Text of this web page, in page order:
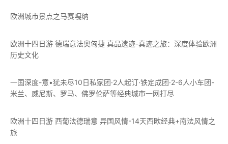
欧洲城市景点之马赛嘎纳
欧洲十四日游 德瑞意法奥匈捷 真品遗迹-真迹之旅：深度体验欧洲
历史文化
一国深度-意•犹未尽10日私家团·2人起订·铁定成团·2-6人小车团-
米兰、威尼斯、罗马、佛罗伦萨等经典城市一网打尽
欧洲十四日游 西葡法德瑞意 异国风情-14天西欧经典+南法风情之
旅